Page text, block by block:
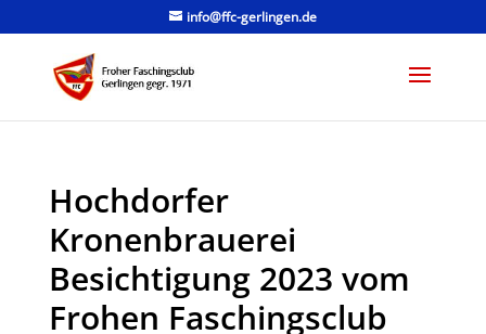
info@ffc-gerlingen.de
Hochdorfer
Kronenbrauerei
Besichtigung 2023 vom
Frohen Faschingsclub